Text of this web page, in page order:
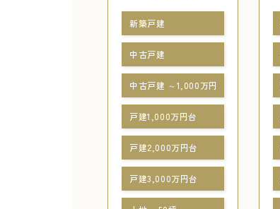
新築戸建
中古戸建
中古戸建 ～1,000万円
戸建1,000万円台
戸建2,000万円台
戸建3,000万円台